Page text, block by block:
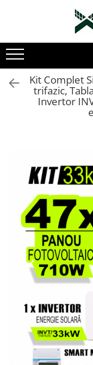
SISTEME
Monofazate
LAMPA
COMPONENTE SI
FOTOVOLTAICE
PANOURI
INVERTOARE
ACUMULATORI/
SISTEME DE
SISTEME DE
SIGURANTE SI
CABLURI SI
Kit Complet
trifazic,
Invertor